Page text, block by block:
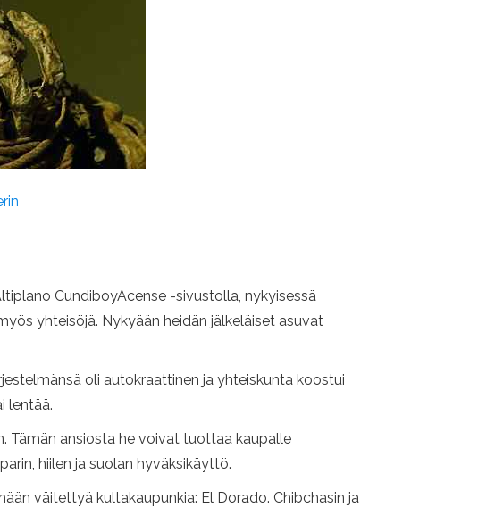
CundiboyAcense -sivustolla, nykyisessä
yhteisöjä. Nykyään heidän jälkeläiset asuvat
oli autokraattinen ja yhteiskunta koostui
lentää.
Tämän ansiosta he voivat tuottaa kaupalle
hiilen ja suolan hyväksikäyttö.
väitettyä kultakaupunkia: El Dorado. Chibchasin ja